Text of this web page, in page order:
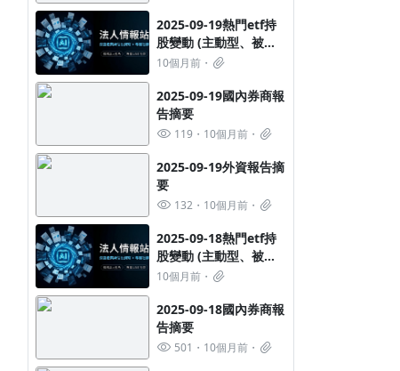
2025-09-19熱門etf持
股變動 (主動型、被動
型ETF都有喔)
10個月前
2025-09-19國內券商報
告摘要
119 10個月前
2025-09-19外資報告摘
要
132 10個月前
2025-09-18熱門etf持
股變動 (主動型、被動
型ETF都有喔)
10個月前
2025-09-18國內券商報
告摘要
501 10個月前